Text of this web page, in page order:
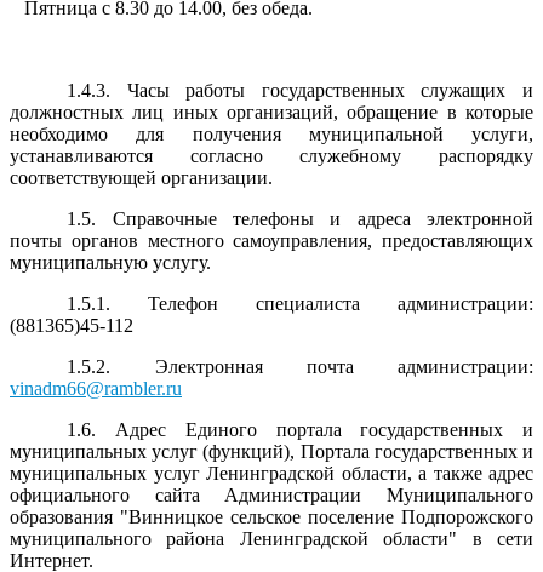
Пятница с 8.30 до 14.00, без обеда.
1.4.3. Часы работы государственных служащих и
должностных лиц иных организаций, обращение в которые
необходимо для получения муниципальной услуги,
устанавливаются согласно служебному распорядку
соответствующей организации.
1.5. Справочные телефоны и адреса электронной
почты органов местного самоуправления, предоставляющих
муниципальную услугу.
1.5.1. Телефон специалиста администрации:
(881365)45-112
1.5.2. Электронная почта администрации:
vinadm66@rambler.ru
1.6. Адрес Единого портала государственных и
муниципальных услуг (функций), Портала государственных и
муниципальных услуг Ленинградской области, а также адрес
официального сайта Администрации Муниципального
образования "Винницкое сельское поселение Подпорожского
муниципального района Ленинградской области" в сети
Интернет.